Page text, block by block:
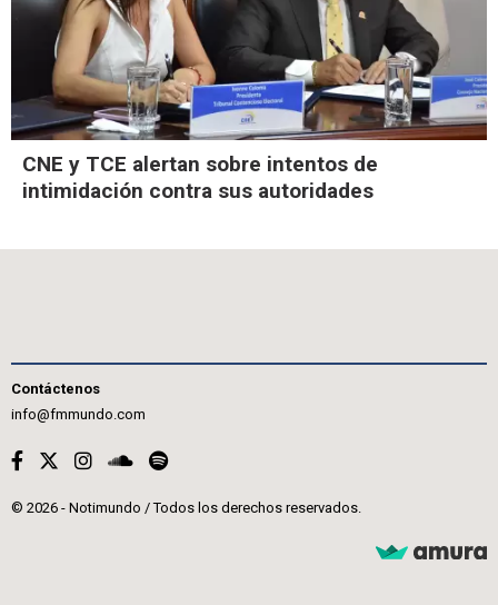
CNE y TCE alertan sobre intentos de
intimidación contra sus autoridades
Contáctenos
info@fmmundo.com
© 2026 - Notimundo / Todos los derechos reservados.